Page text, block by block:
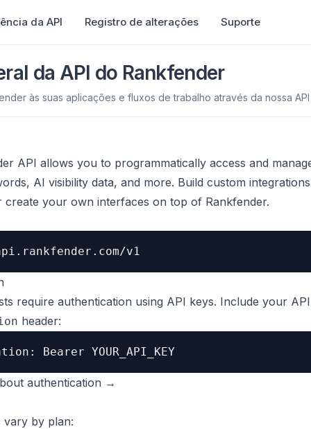
da API Registro de alterações Suporte
da API do Rankfender
às suas aplicações e fluxos de trabalho através da nossa API
API allows you to programmatically access and
AI visibility data, and more. Build custom
your own interfaces on top of Rankfender.
v1
require authentication using API keys. Include your
header:
Bearer YOUR_API_KEY
authentication →
vary by plan: